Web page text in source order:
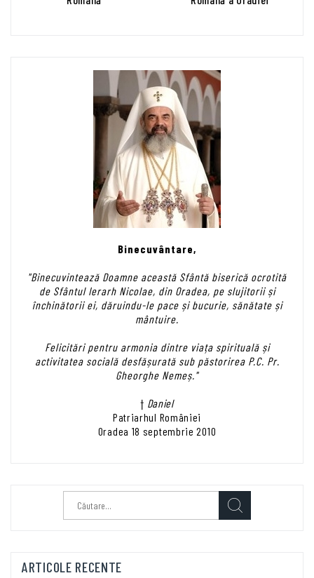
Binecuvântare,
"Binecuvintează Doamne această Sfântă biserică ocrotită
de Sfântul Ierarh Nicolae, din Oradea, pe slujitorii și
închinătorii ei, dăruindu-le pace și bucurie, sănătate și
mântuire.
Felicitări pentru armonia dintre viața spirituală și
activitatea socială desfășurată sub păstorirea P.C. Pr.
Gheorghe Nemeș."
† Daniel
Patriarhul României
Oradea 18 septembrie 2010
după:
ARTICOLE RECENTE